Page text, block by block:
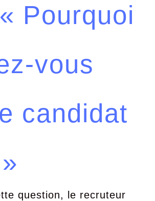
vous
candidat
question, le recruteur